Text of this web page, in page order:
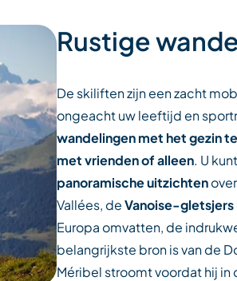
Rustige
De skiliften zijn een zacht
ongeacht uw leeftijd en
wandelingen met het gezin
met vrienden of alleen. U
panoramische uitzichten
Vallées, deVanoise-gletsjers
Europa omvatten, de
belangrijkste bron is van de
Méribel stroomt voordat hij in